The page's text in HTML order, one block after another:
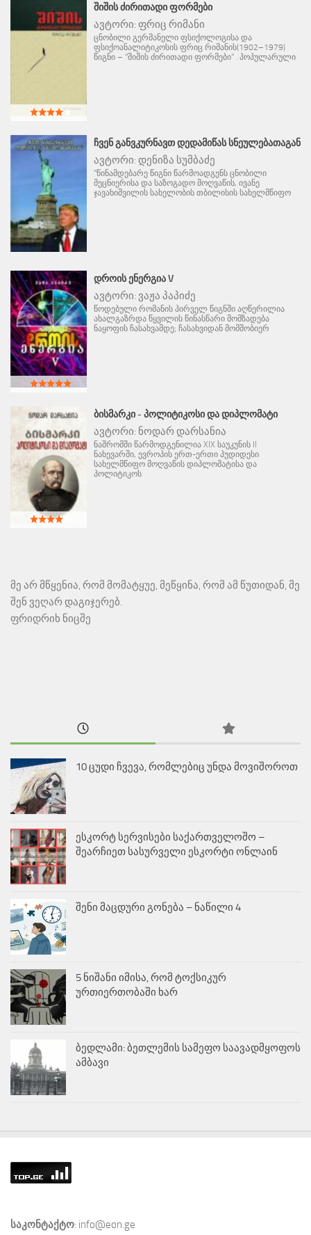
ᲨᲘᲨᲘᲡ ᲫᲘᲠᲘᲗᲐᲓᲘ ᲤᲝᲠᲛᲔᲑᲘ
ავტორი: ფრიც რიმანი
ცნობილი გერმანელი ფსიქოლოგისა და
ფსიქოანალიტიკოსის ფრიც რიმანის(1902–1979)
წიგნი – "შიშის ძირითადი ფორმები" . პოპულარული
ᲩᲕᲔᲜ ᲒᲐᲜᲕᲙᲣᲠᲜᲐᲕᲗ ᲓᲔᲓᲐᲛᲘᲬᲐᲡ ᲡᲜᲔᲣᲚᲔᲑᲐᲗᲐᲒᲐᲜ
ავტორი: დენიზა სუმბაძე
"წინამდებარე წიგნი წარმოადგენს ცნობილი
მეცნიერისა და საზოგადო მოღვაწის, ივანე
ჯავახიშვილის სახელობის თბილისის სახელმწიფო
ᲓᲠᲝᲘᲡ ᲔᲜᲔᲠᲒᲘᲐ V
ავტორი: ვაჟა პაპიძე
წოდებული რომანის პირველ წიგნში აღწერილია
ახალგაზრდა წყვილის წინასწარი მომზადება
ნაყოფის ჩასახვამდე; ჩასახვიდან მომშობიერ
ᲑᲘᲡᲛᲐᲠᲙᲘ - ᲞᲝᲚᲘᲢᲘᲙᲝᲡᲘ ᲓᲐ ᲓᲘᲞᲚᲝᲛᲐᲢᲘ
ავტორი: ნოდარ დარსანია
ნაშრომში წარმოდგენილია XIX საუკუნის II
ნახევარში, ევროპის ერთ-ერთი პუდიდესი
სახელმწიფო მოღვაწის დიპლომატისა და
პოლიტიკოს
მე არ მწყენია, რომ მომატყუე, მეწყინა, რომ ამ წუთიდან, მე
შენ ვეღარ დაგიჯერებ.
ფრიდრიხ ნიცშე
10 ცუდი ჩვევა, რომლებიც უნდა მოვიშოროთ
ესკორტ სერვისები საქართველოშო –
შეარჩიეთ სასურველი ესკორტი ონლაინ
შენი მაცდური გონება – ნაწილი 4
5 ნიშანი იმისა, რომ ტოქსიკურ
ურთიერთობაში ხარ
ბედლამი: ბეთლემის სამეფო საავადმყოფოს
ამბავი
საკონტაქტო: info@eon.ge